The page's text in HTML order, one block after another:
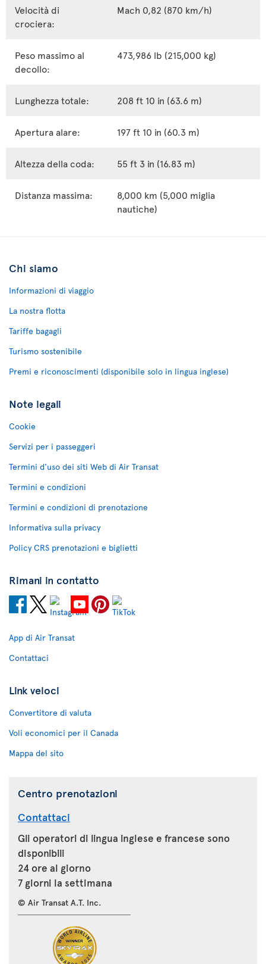
Velocità di
crociera:
Mach 0,82 (870 km/h)
Peso massimo al
decollo:
473,986 lb (215,000 kg)
Lunghezza totale: 208 ft 10 in (63.6 m)
Apertura alare: 197 ft 10 in (60.3 m)
Altezza della coda: 55 ft 3 in (16.83 m)
Distanza massima:
8,000 km (5,000 miglia
nautiche)
Chi siamo
Informazioni di viaggio
La nostra flotta
Tariffe bagagli
Turismo sostenibile
Premi e riconoscimenti (disponibile solo in lingua inglese)
Note legali
Cookie
Servizi per i passeggeri
Termini d'uso dei siti Web di Air Transat
Termini e condizioni
Termini e condizioni di prenotazione
Informativa sulla privacy
Policy CRS prenotazioni e biglietti
Rimani in contatto
App di Air Transat
Contattaci
Link veloci
Convertitore di valuta
Voli economici per il Canada
Mappa del sito
Centro prenotazioni
Contattaci
Gli operatori di lingua inglese e francese sono
disponibili
24 ore al giorno
7 giorni la settimana
© Air Transat A.T. Inc.